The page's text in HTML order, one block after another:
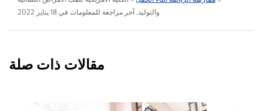
والتوليد. آخر مراجعة للمعلومات في 18 يناير 2022
مقالات ذات صلة